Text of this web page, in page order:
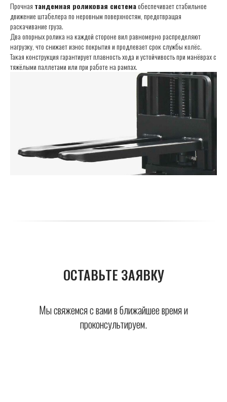
Прочная тандемная роликовая системаобеспечивает стабильное
движение штабелера по неровным поверхностям, предотвращая
раскачивание груза.
Два опорных ролика на каждой стороне вил равномерно распределяют
нагрузку, что снижает износ покрытия и продлевает срок службы колёс.
Такая конструкция гарантирует плавность хода и устойчивость при манёврах с
тяжёлыми паллетами или при работе на рампах.
ОСТАВЬТЕ ЗАЯВКУ
Мы свяжемся с вами в ближайшее время и
проконсультируем.